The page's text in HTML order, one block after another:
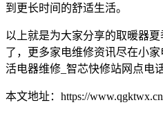
到更长时间的舒适生活。
以上就是为大家分享的取暖器
了，更多家电维修资讯尽在小
活电器维修_智芯快修站网点电话
本文地址：https://